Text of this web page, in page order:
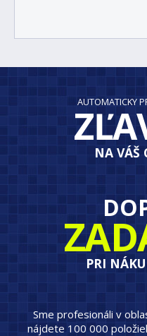
AUTOMATICKY
NA VÁŠ
PRI
Sme profesionáli v
nájdete 100 000